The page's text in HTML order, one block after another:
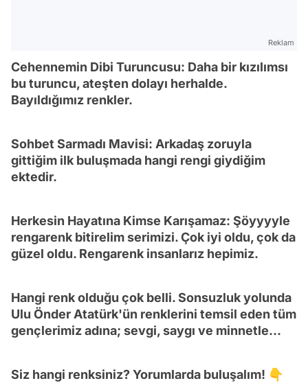
Reklam
Cehennemin Dibi Turuncusu: Daha bir kızılımsı
bu turuncu, ateşten dolayı herhalde.
Bayıldığımız renkler.
Sohbet Sarmadı Mavisi: Arkadaş zoruyla
gittiğim ilk buluşmada hangi rengi giydiğim
ektedir.
Herkesin Hayatına Kimse Karışamaz: Şöyyyyle
rengarenk bitirelim serimizi. Çok iyi oldu, çok da
güzel oldu. Rengarenk insanlarız hepimiz.
Hangi renk olduğu çok belli. Sonsuzluk yolunda
Ulu Önder Atatürk'ün renklerini temsil eden tüm
gençlerimiz adına; sevgi, saygı ve minnetle...
Siz hangi renksiniz? Yorumlarda buluşalım! 👇